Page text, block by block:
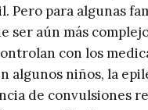
Pero para algunas
ser aún más
con los
algunos niños, la
de convulsiones